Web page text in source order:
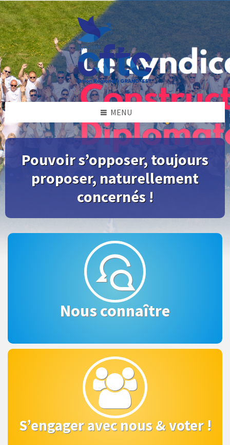
Skip
to
content
Skip
to
right
sidebar
Skip
to
footer
MENU
Pouvoir s’opposer, toujours
proposer, naturellement
concernés !
Nous connaître
Notre histoire
Nos valeurs
Réseaux
S’engager avec nous & voter !